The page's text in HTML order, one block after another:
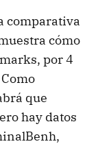
comparativa
cómo
por 4
que
hay datos